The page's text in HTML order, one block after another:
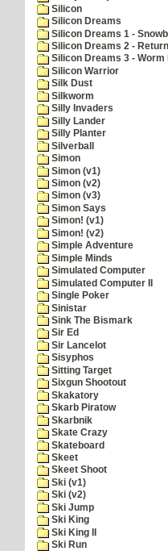
Silicon
Silicon Dreams
Silicon Dreams 1 -
Silicon Dreams 2 -
Silicon Dreams 3 - Worm
Silicon Warrior
Silk Dust
Silkworm
Silly Invaders
Silly Lander
Silly Planter
Silverball
Simon
Simon (v1)
Simon (v2)
Simon (v3)
Simon Says
Simon! (v1)
Simon! (v2)
Simple Adventure
Simple Minds
Simulated Computer
Simulated Computer II
Single Poker
Sinistar
Sink The Bismark
Sir Ed
Sir Lancelot
Sisyphos
Sitting Target
Sixgun Shootout
Skakatory
Skarb Piratow
Skarbnik
Skate Crazy
Skateboard
Skeet
Skeet Shoot
Ski (v1)
Ski (v2)
Ski Jump
Ski King
Ski King II
Ski Run